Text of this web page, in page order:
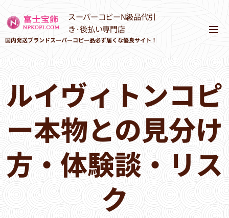
スーパーコピーN級品代引
き·後払い専門店
国内発送ブランドスーパーコピー品必ず届くな優良サイト！
ルイヴィトンコピ
ー本物との見分け
方・体験談・リス
ク